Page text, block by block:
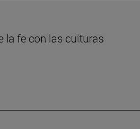
la fe con las culturas